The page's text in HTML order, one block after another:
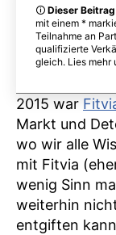
🛈 Dieser
mit einem *
Teilnahme an
qualifizierte
gleich. Lies mehr
2015 war
Markt und
wo wir alle
mit Fitvia
wenig Sinn
weiterhin
entgiften